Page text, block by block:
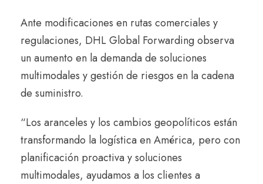
Ante modificaciones en rutas comerciales y
regulaciones, DHL Global Forwarding observa
un aumento en la demanda de soluciones
multimodales y gestión de riesgos en la cadena
de suministro.
“Los aranceles y los cambios geopolíticos están
transformando la logística en América, pero con
planificación proactiva y soluciones
multimodales, ayudamos a los clientes a